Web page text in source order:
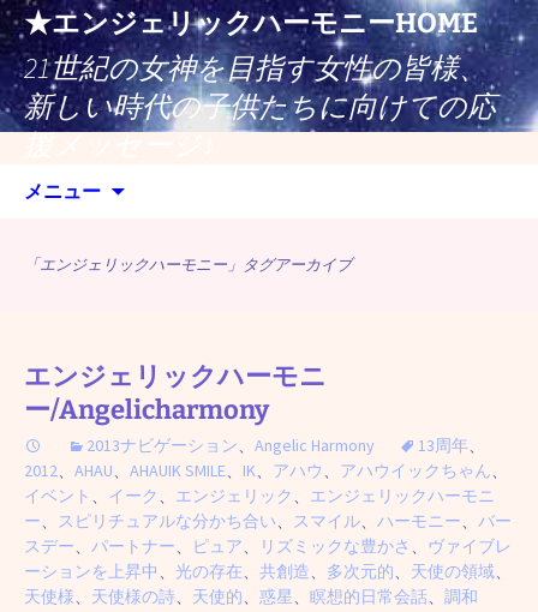
コ
ン
テ
ン
ツ
★エンジェリックハーモニーHOME
21世紀の女神を目指す女性の皆様、
新しい時代の子供たちに向けての応
援メッセージ♪
メニュー
「エンジェリックハーモニー」タグアーカイブ
エンジェリックハーモニ
ー/Angelicharmony
2013ナビゲーション、 Angelic Harmony 13周年、
2012、 AHAU、 AHAUIK SMILE、 IK、 アハウ、 アハウイックちゃん、
イベント 、 イーク、 エンジェリック、 エンジェリックハーモニ
ー、 スピリチュアルな分かち合い、 スマイル、 ハーモニー、 バー
スデー、 パートナー、 ピュア、 リズミックな豊かさ 、 ヴァイブレ
ーションを上昇中、 光の存在、 共創造、 多次元的、 天使の領域、
天使様、 天使様の詩、 天使的、 惑星、 瞑想的日常会話、 調和